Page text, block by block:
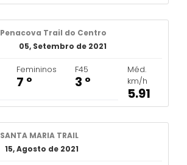
Penacova Trail do Centro
05, Setembro de 2021
Femininos
7 º
F45
3 º
Méd.
km/h
5.91
SANTA MARIA TRAIL
15, Agosto de 2021